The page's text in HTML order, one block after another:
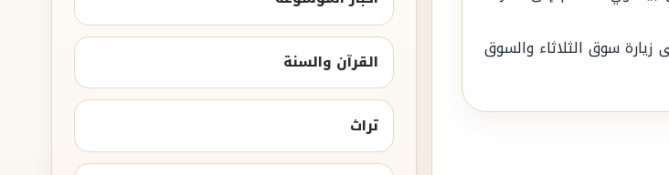
القرآن والسنة
تراث
سوق الثلاثاء والسوق